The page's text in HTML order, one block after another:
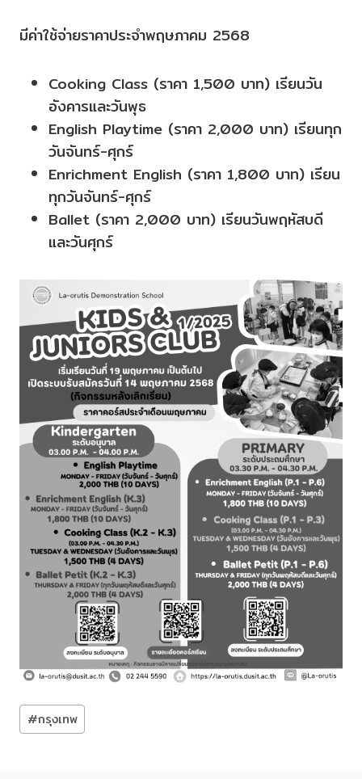
มีค่าใช้จ่ายราคาประจำพฤษภาคม 2568
Cooking Class (ราคา 1,500 บาท) เรียนวัน
อังคารและวันพุธ
English Playtime (ราคา 2,000 บาท) เรียนทุก
วันจันทร์-ศุกร์
Enrichment English (ราคา 1,800 บาท) เรียน
ทุกวันจันทร์-ศุกร์
Ballet (ราคา 2,000 บาท) เรียนวันพฤหัสบดี
และวันศุกร์
Post
Tags:
#กรุงเทพ